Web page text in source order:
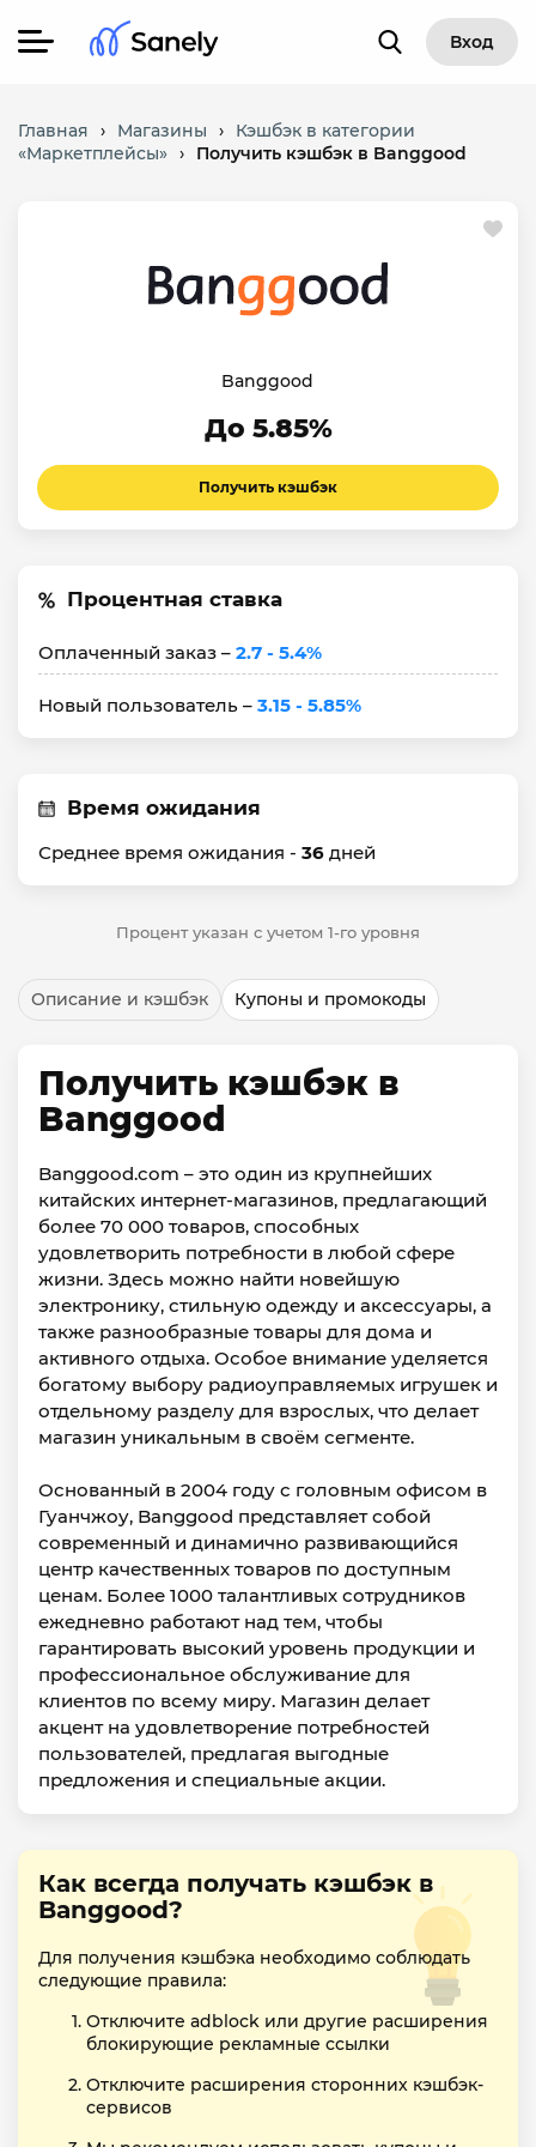
Вход
Главная › Магазины ›
Кэшбэк в категории
«Маркетплейсы» › Получить кэшбэк в Banggood
Banggood
До 5.85%
Получить кэшбэк
Процентная ставка
Оплаченный заказ – 2.7 - 5.4%
Новый пользователь – 3.15 - 5.85%
Время ожидания
Среднее время ожидания - 36 дней
Процент указан с учетом 1-го уровня
Описание и кэшбэк Купоны и промокоды
Получить кэшбэк в
Banggood
Banggood.com – это один из крупнейших
китайских интернет-магазинов, предлагающий
более 70 000 товаров, способных
удовлетворить потребности в любой сфере
жизни. Здесь можно найти новейшую
электронику, стильную одежду и аксессуары, а
также разнообразные товары для дома и
активного отдыха. Особое внимание уделяется
богатому выбору радиоуправляемых игрушек и
отдельному разделу для взрослых, что делает
магазин уникальным в своём сегменте.
Основанный в 2004 году с головным офисом в
Гуанчжоу, Banggood представляет собой
современный и динамично развивающийся
центр качественных товаров по доступным
ценам. Более 1000 талантливых сотрудников
ежедневно работают над тем, чтобы
гарантировать высокий уровень продукции и
профессиональное обслуживание для
клиентов по всему миру. Магазин делает
акцент на удовлетворение потребностей
пользователей, предлагая выгодные
предложения и специальные акции.
Как всегда получать кэшбэк в
Banggood?
Для получения кэшбэка необходимо соблюдать
следующие правила:
Отключите adblock или другие расширения
блокирующие рекламные ссылки
Отключите расширения сторонних кэшбэк-
сервисов